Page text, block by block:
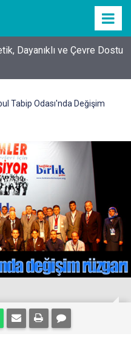
Dayanıklı ve Çevre Dostu
Tabip Odası'nda Değişim